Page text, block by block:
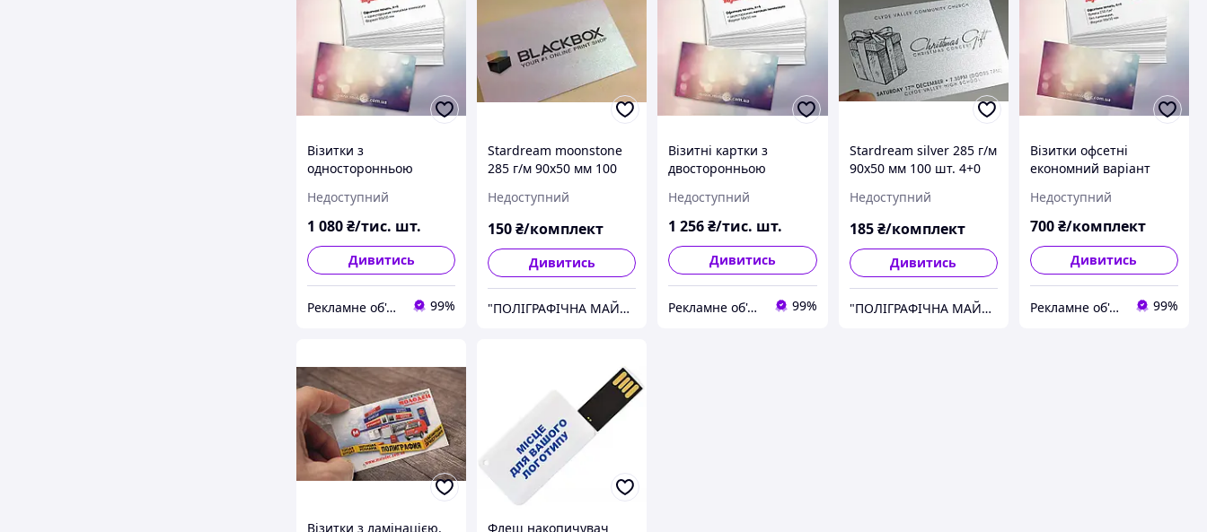
Візитки з
односторонньою
Недоступний
1 080₴/тис. шт.
Дивитись
Рекламне об'єднання "МОЛОДЕЦЬ" - супермаркет реклами №1 99%
Stardream moonstone
285 г/м 90х50 мм 100
Недоступний
150₴/комплект
Дивитись
"ПОЛІГРАФІЧНА МАЙСТЕРНЯ DIRECT LINE"
Візитні картки з
двосторонньою
Недоступний
1 256₴/тис. шт.
Дивитись
Рекламне об'єднання "МОЛОДЕЦЬ" - супермаркет реклами №1 99%
Stardream silver 285 г/м
90х50 мм 100 шт. 4+0
Недоступний
185 ₴/комплект
Дивитись
"ПОЛІГРАФІЧНА МАЙСТЕРНЯ DIRECT LINE"
Візитки офсетні
економний варіант
Недоступний
700₴/комплект
Дивитись
Рекламне об'єднання "МОЛОДЕЦЬ" - супермаркет реклами №1 99%
Візитки з ламінацією.
Флеш накопичувач